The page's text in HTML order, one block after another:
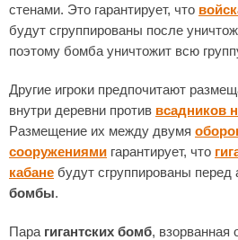
стенами. Это гарантирует, что
будут сгруппированы после
поэтому бомба уничтожит всю
Другие игроки предпочитают
внутри деревни против всадников
Размещение их между двумя
сооружениями гарантирует, что
кабане будут сгруппированы перед
бомбы.
Пара гигантских бомб, взорванная